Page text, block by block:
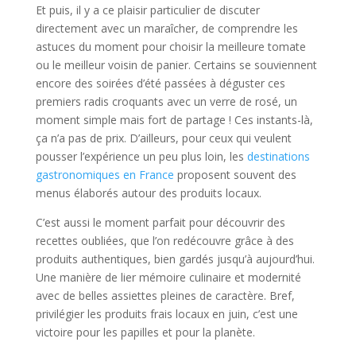
Et puis, il y a ce plaisir particulier de discuter
directement avec un maraîcher, de comprendre les
astuces du moment pour choisir la meilleure tomate
ou le meilleur voisin de panier. Certains se souviennent
encore des soirées d’été passées à déguster ces
premiers radis croquants avec un verre de rosé, un
moment simple mais fort de partage ! Ces instants-là,
ça n’a pas de prix. D’ailleurs, pour ceux qui veulent
pousser l’expérience un peu plus loin, les destinations
gastronomiques en France proposent souvent des
menus élaborés autour des produits locaux.
C’est aussi le moment parfait pour découvrir des
recettes oubliées, que l’on redécouvre grâce à des
produits authentiques, bien gardés jusqu’à aujourd’hui.
Une manière de lier mémoire culinaire et modernité
avec de belles assiettes pleines de caractère. Bref,
privilégier les produits frais locaux en juin, c’est une
victoire pour les papilles et pour la planète.